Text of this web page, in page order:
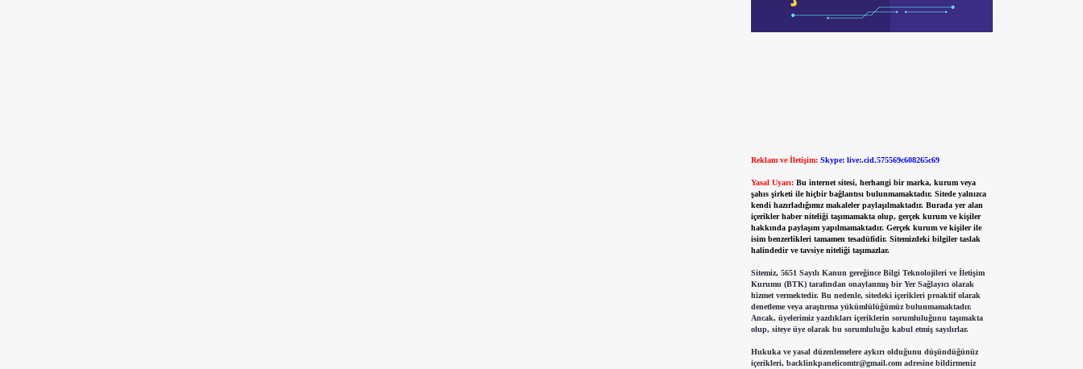
Reklam ve İletişim: Skype: live:.cid.575569c608265c69
Yasal Uyarı: Bu internet sitesi, herhangi bir marka, kurum veya
şahıs şirketi ile hiçbir bağlantısı bulunmamaktadır. Sitede yalnızca
kendi hazırladığımız makaleler paylaşılmaktadır. Burada yer alan
içerikler haber niteliği taşımamakta olup, gerçek kurum ve kişiler
hakkında paylaşım yapılmamaktadır. Gerçek kurum ve kişiler ile
isim benzerlikleri tamamen tesadüfidir. Sitemizdeki bilgiler taslak
halindedir ve tavsiye niteliği taşımazlar.
Sitemiz, 5651 Sayılı Kanun gereğince Bilgi Teknolojileri ve İletişim
Kurumu (BTK) tarafından onaylanmış bir Yer Sağlayıcı olarak
hizmet vermektedir. Bu nedenle, sitedeki içerikleri proaktif olarak
denetleme veya araştırma yükümlülüğümüz bulunmamaktadır.
Ancak, üyelerimiz yazdıkları içeriklerin sorumluluğunu taşımakta
olup, siteye üye olarak bu sorumluluğu kabul etmiş sayılırlar.
Hukuka ve yasal düzenlemelere aykırı olduğunu düşündüğünüz
içerikleri, backlinkpanelicomtr@gmail.comadresine bildirmeniz